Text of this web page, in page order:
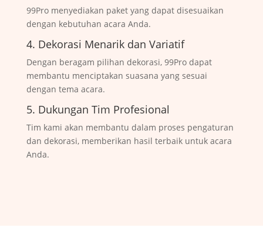
99Pro menyediakan paket yang dapat disesuaikan
dengan kebutuhan acara Anda.
4. Dekorasi Menarik dan Variatif
Dengan beragam pilihan dekorasi, 99Pro dapat
membantu menciptakan suasana yang sesuai
dengan tema acara.
5. Dukungan Tim Profesional
Tim kami akan membantu dalam proses pengaturan
dan dekorasi, memberikan hasil terbaik untuk acara
Anda.